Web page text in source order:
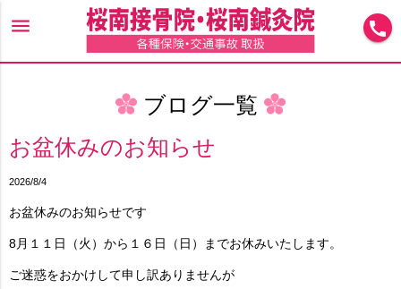
menu call
ブログ一覧
お盆休みのお知らせ
2026/8/4
お盆休みのお知らせです
8月１１日（火）から１６日（日）までお休みいたします。
ご迷惑をおかけして申し訳ありませんが